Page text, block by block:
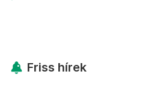
Friss hírek